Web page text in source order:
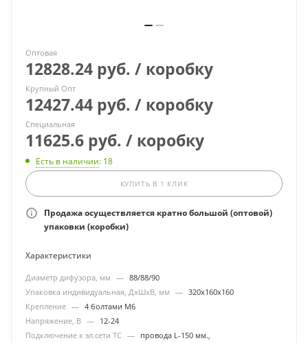
Оптовая
12828.24 руб. / коробку
Крупный Опт
12427.44 руб. / коробку
Специальная
11625.6 руб. / коробку
Есть в наличии: 18
КУПИТЬ В 1 КЛИК
Продажа осуществляется кратно большой (оптовой)
упаковки (коробки)
Характеристики
Диаметр дифузора, мм — 88/88/90
Упаковка индивидуальная, ДхШхВ, мм — 320х160х160
Крепление — 4 болтами М6
Напряжение, В — 12-24
Подключение к эл.сети ТС — провода L-150 мм.,